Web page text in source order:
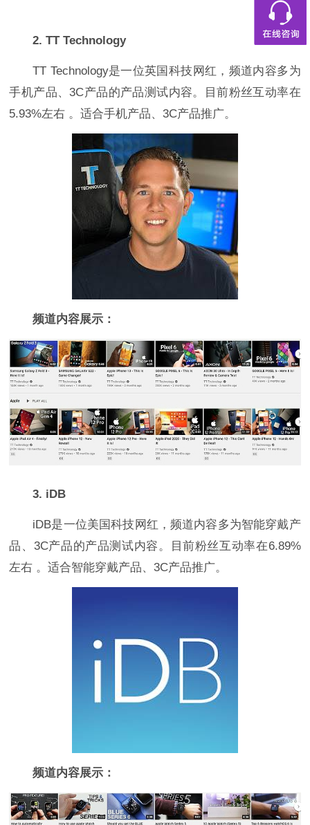
2. TT Technology
TT Technology是一位英国科技网红，频道内容多为
手机产品、3C产品的产品测试内容。目前粉丝互动率在
5.93%左右 。适合手机产品、3C产品推广。
频道内容展示：
3. iDB
iDB是一位美国科技网红，频道内容多为智能穿戴产
品、3C产品的产品测试内容。目前粉丝互动率在6.89%
左右 。适合智能穿戴产品、3C产品推广。
频道内容展示：